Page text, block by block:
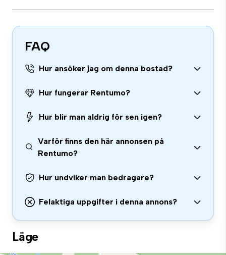
FAQ
Hur ansöker jag om denna bostad?
Hur fungerar Rentumo?
Hur blir man aldrig för sen igen?
Varför finns den här annonsen på
Rentumo?
Hur undviker man bedragare?
Felaktiga uppgifter i denna annons?
Läge